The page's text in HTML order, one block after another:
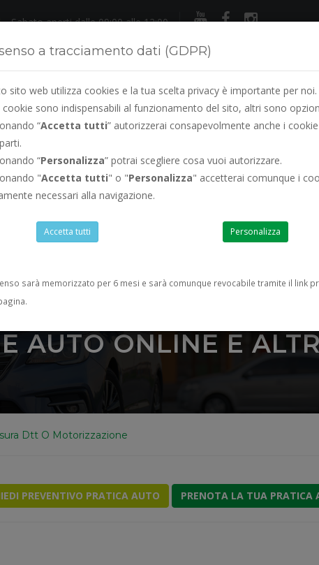
Sabato aperti dalle 09:00 alle 12:00
RINNOVO PATENTE
AUTO ONLINE E
Dtt O Motorizzazione
PREVENTIVO PRATICA AUTO PRENOTA LA TUA PRATICA
a tracciamento dati (GDPR)
sito web utilizza cookies e la tua scelta privacy è importante per noi.
cookie sono indispensabili al funzionamento del sito, altri sono
“Accetta tutti” autorizzerai consapevolmente anche i
“Personalizza” potrai scegliere cosa vuoi autorizzare.
"Accetta tutti" o "Personalizza" accetterai comunque i
necessari alla navigazione.
Accetta tutti Personalizza
sarà memorizzato per 6 mesi e sarà comunque revocabile tramite il link